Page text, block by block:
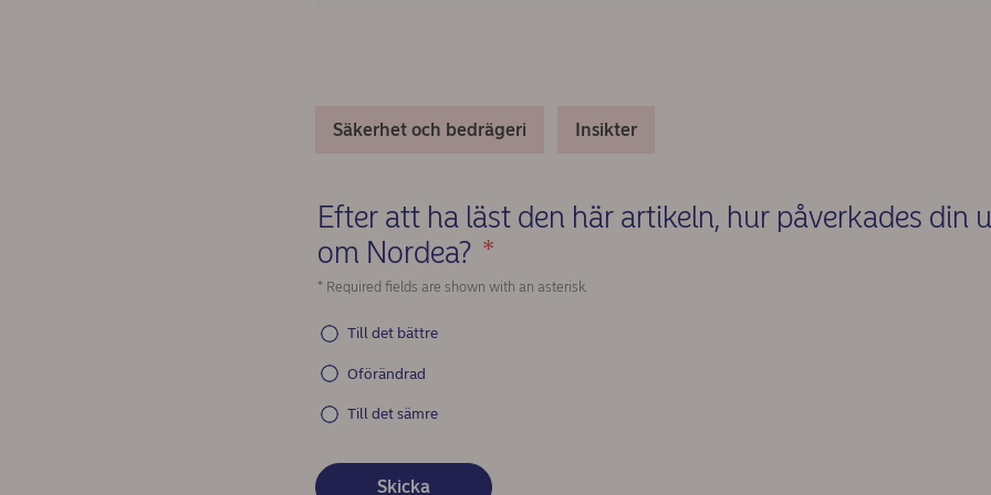
Säkerhet och bedrägeri Insikter
Efter att ha läst den här artikeln, hur påverkades din
om Nordea? *
* Required fields are shown with an asterisk.
Till det bättre
Oförändrad
Till det sämre